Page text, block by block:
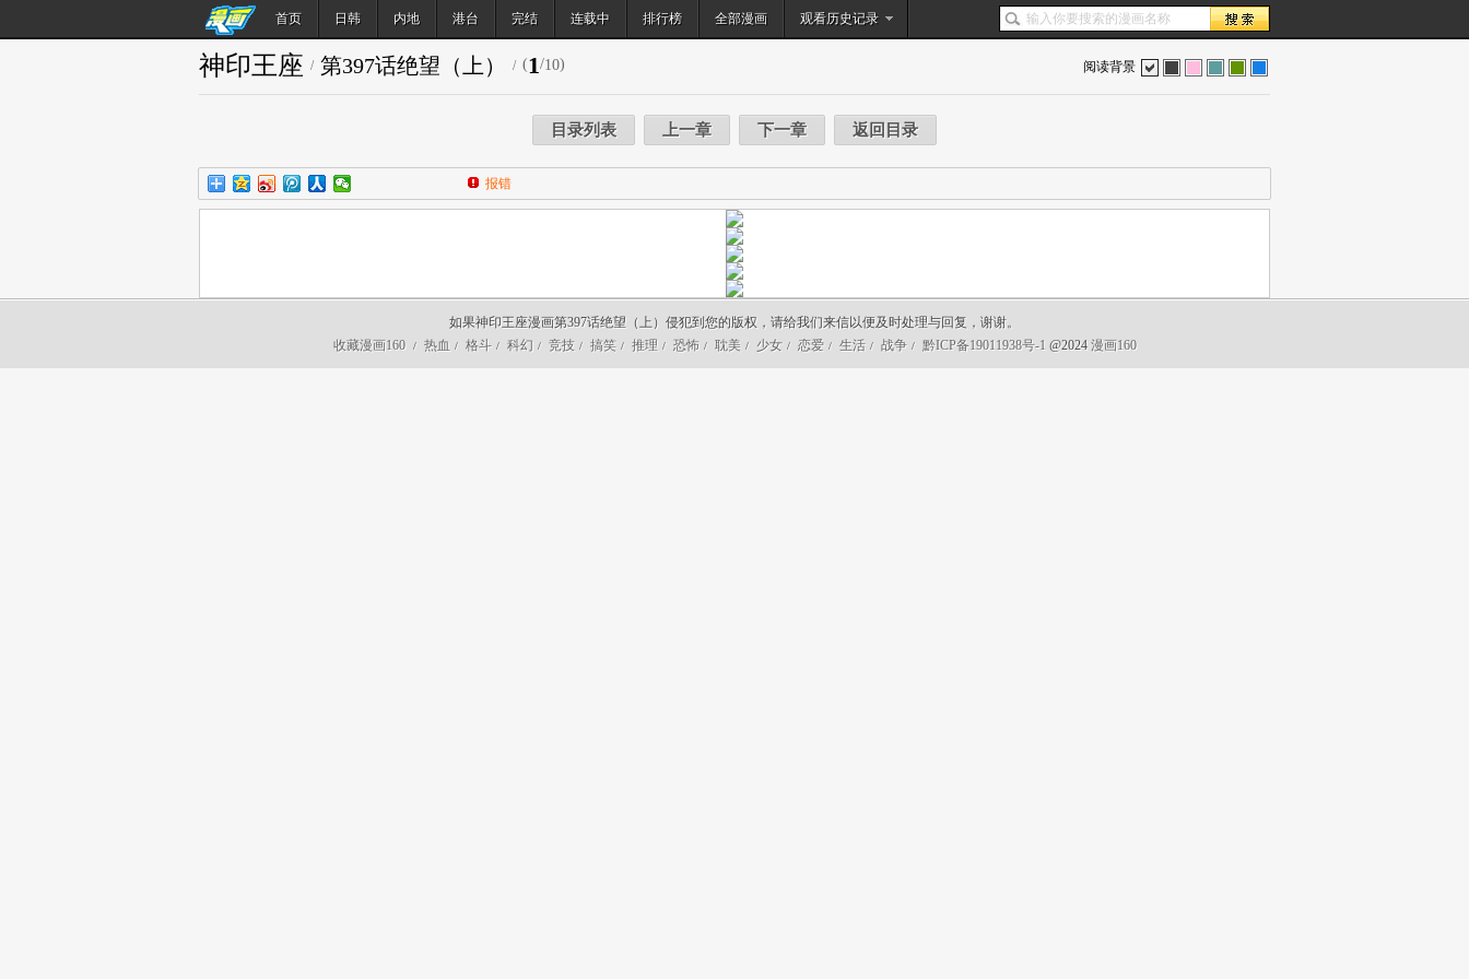
首页 日韩 内地 港台 完结 连载中 排行榜 全部漫画 观看历史记录
搜索
阅读背景
神印王座 / 第397话绝望（上） / (1/10)
目录列表 上一章 下一章 返回目录
报错
如果神印王座漫画第397话绝望（上）侵犯到您的版权，请给我们来信以便及时处理与回复，谢谢。
收藏漫画160
/ 热血 / 格斗 / 科幻 / 竞技 / 搞笑 / 推理 / 恐怖 / 耽美 / 少女 / 恋爱 / 生活 / 战争 / 黔ICP备19011938号-1 @2024 漫画160